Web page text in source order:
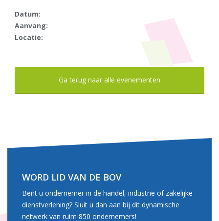
Datum:
Aanvang:
Locatie:
Ga terug naar alle evenementen
WORD LID VAN DE BOV
Bent u ondernemer in de handel, industrie of zakelijke
dienstverlening? Sluit u dan aan bij dit dynamische
netwerk van ruim 850 ondernemers!